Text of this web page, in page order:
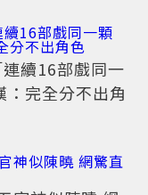
續16部戲同一
完全分不出角